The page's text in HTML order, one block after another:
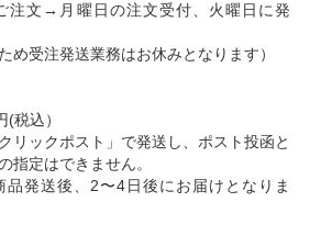
注文→月曜日の注文受付、火曜日に発
め受注発送業務はお休みとなります）
税込）
リックポスト」で発送し、ポスト投函と
指定はできません。
品発送後、2〜4日後にお届けとなりま